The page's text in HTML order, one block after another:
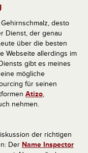
desto
Dienst, der genau
über die besten
Webseite allerdings im
gibt es meines
mögliche
für seinen
Atizo,
nehmen.
der richtigen
Der Name Inspector